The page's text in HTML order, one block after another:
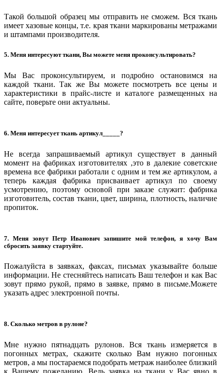
Такой большой образец мы отправить не сможем. Вся ткань
имеет хазовые концы, т.е. края ткани маркированы метражами
и штампами производителя.
5. Меня интересуют ткани, Вы можете меня проконсультировать?
Мы Вас проконсультируем, и подробно остановимся на
каждой ткани. Так же Вы можете посмотреть все цены и
характеристики в прайс-листе и каталоге размещенных на
сайте, поверьте они актуальны.
6. Меня интересует ткань артикул_____?
Не всегда запрашиваемый артикул существует в данный
момент на фабриках изготовителях ,это в далекие советские
времена все фабрики работали с одним и тем же артикулом, а
теперь каждая фабрика присваивает артикул по своему
усмотрению, поэтому основой при заказе служит: фабрика
изготовитель, состав ткани, цвет, ширина, плотность, наличие
пропиток.
7. Меня зовут Петр Иванович запишите мой телефон, я хочу Вам
сбросить заявку стартуйте.
Пожалуйста в заявках, факсах, письмах указывайте больше
информации. Не стесняйтесь написать Ваш телефон и как Вас
зовут прямо рукой, прямо в заявке, прямо в письме.Можете
указать адрес электронной почты.
8. Сколько метров в рулоне?
Мне нужно пятнадцать рулонов. Вся ткань измеряется в
погонных метрах, скажите сколько Вам нужно погонных
метров, а мы постараемся подобрать метраж наиболее близкий